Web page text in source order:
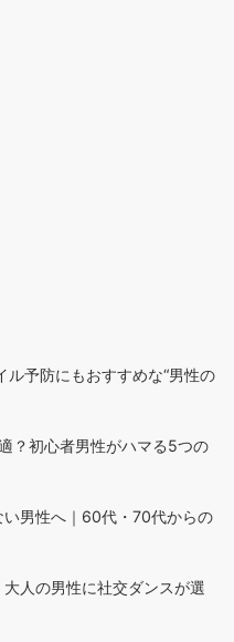
予防にもおすすめな“男性の
？初心者男性がハマる5つの
男性へ｜60代・70代からの
人の男性に社交ダンスが選